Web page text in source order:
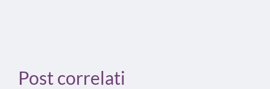
Post correlati